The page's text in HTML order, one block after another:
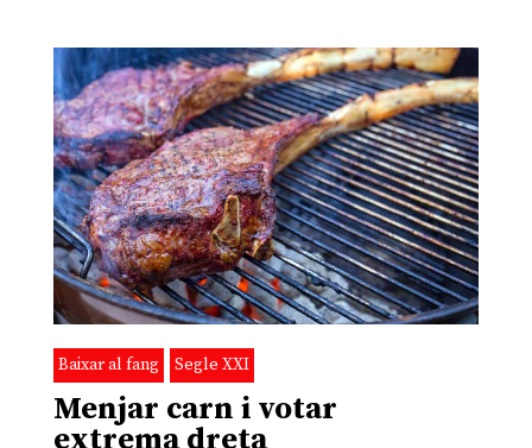
Baixar al fang Segle XXI
Menjar carn i votar